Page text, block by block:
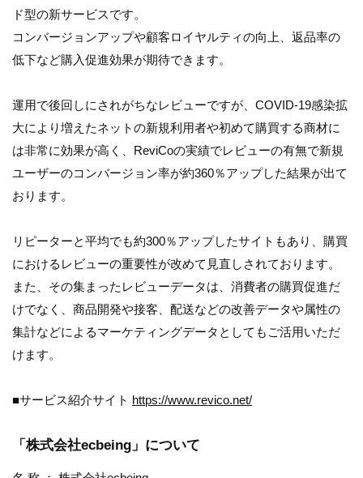
ド型の新サービスです。
コンバージョンアップや顧客ロイヤルティの向上、返品率の
低下など購入促進効果が期待できます。
運用で後回しにされがちなレビューですが、COVID-19感染拡
大により増えたネットの新規利用者や初めて購買する商材に
は非常に効果が高く、ReviCoの実績でレビューの有無で新規
ユーザーのコンバージョン率が約360％アップした結果が出て
おります。
リピーターと平均でも約300％アップしたサイトもあり、購買
におけるレビューの重要性が改めて見直しされております。
また、その集まったレビューデータは、消費者の購買促進だ
けでなく、商品開発や接客、配送などの改善データや属性の
集計などによるマーケティングデータとしてもご活用いただ
けます。
■サービス紹介サイト https://www.revico.net/
「株式会社ecbeing」について